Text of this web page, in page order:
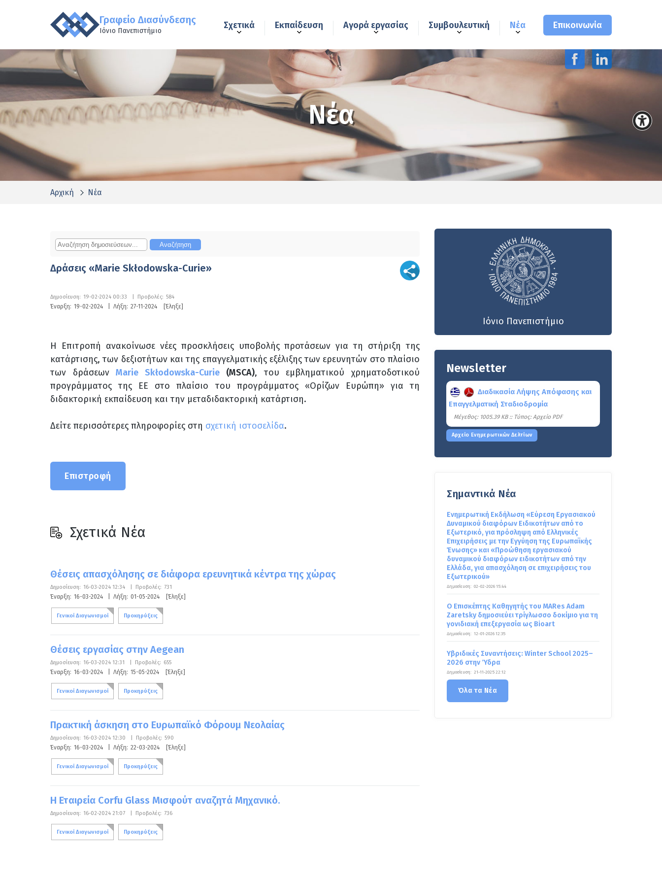
Γραφείο Διασύνδεσης
Ιόνιο Πανεπιστήμιο
Σχετικά Εκπαίδευση Αγορά εργασίας Συμβουλευτική Νέα Επικοινωνία
Νέα
Αρχική Νέα
Δράσεις «Marie Skłodowska-Curie»
Δημοσίευση: 19-02-2024 00:33 Προβολές: 584
Έναρξη: 19-02-2024 Λήξη: 27-11-2024 [Έληξε]
Η Επιτροπή ανακοίνωσε νέες προσκλήσεις υποβολής προτάσεων για τη στήριξη της
κατάρτισης, των δεξιοτήτων και της επαγγελματικής εξέλιξης των ερευνητών στο πλαίσιο
των δράσεωνMarie Skłodowska-Curie (MSCA), του εμβληματικού χρηματοδοτικού
προγράμματος της ΕΕ στο πλαίσιο του προγράμματος «Ορίζων Ευρώπη» για τη
διδακτορική εκπαίδευση και την μεταδιδακτορική κατάρτιση.
Δείτε περισσότερες πληροφορίες στη σχετική ιστοσελίδα.
Επιστροφή
Σχετικά Νέα
Θέσεις απασχόλησης σε διάφορα ερευνητικά κέντρα της χώρας
Δημοσίευση: 16-03-2024 12:34 Προβολές: 731
Έναρξη: 16-03-2024 Λήξη: 01-05-2024 [Έληξε]
Γενικοί Διαγωνισμοί Προκηρύξεις
Θέσεις εργασίας στην Aegean
Δημοσίευση: 16-03-2024 12:31 Προβολές: 655
Έναρξη: 16-03-2024 Λήξη: 15-05-2024 [Έληξε]
Γενικοί Διαγωνισμοί Προκηρύξεις
Πρακτική άσκηση στο Ευρωπαϊκό Φόρουμ Νεολαίας
Δημοσίευση: 16-03-2024 12:30 Προβολές: 590
Έναρξη: 16-03-2024 Λήξη: 22-03-2024 [Έληξε]
Γενικοί Διαγωνισμοί Προκηρύξεις
Η Εταιρεία Corfu Glass Μισφούτ αναζητά Μηχανικό.
Δημοσίευση: 16-02-2024 21:07 Προβολές: 736
Γενικοί Διαγωνισμοί Προκηρύξεις
Ιόνιο Πανεπιστήμιο
Newsletter
Διαδικασία Λήψης Απόφασης και
Επαγγελματική Σταδιοδρομία
Mέγεθος: 1005.39 KB :: Τύπος: Αρχείο PDF
Αρχείο Ενημερωτικών Δελτίων
Σημαντικά Νέα
Ενημερωτική Εκδήλωση «Εύρεση Εργασιακού
Δυναμικού διαφόρων Ειδικοτήτων από το
Εξωτερικό, για πρόσληψη από Ελληνικές
Επιχειρήσεις με την Εγγύηση της Ευρωπαϊκής
Ένωσης» και «Προώθηση εργασιακού
δυναμικού διαφόρων ειδικοτήτων από την
Ελλάδα, για απασχόληση σε επιχειρήσεις του
Εξωτερικού»
Δημοσίευση: 02-02-2026 15:44
Ο Επισκέπτης Καθηγητής του MARes Adam
Zaretsky δημοσιεύει τρίγλωσσο δοκίμιο για τη
γονιδιακή επεξεργασία ως Bioart
Δημοσίευση: 12-01-2026 12:35
Υβριδικές Συναντήσεις: Winter School 2025–
2026 στην Ύδρα
Δημοσίευση: 21-11-2025 22:12
Όλα τα Νέα